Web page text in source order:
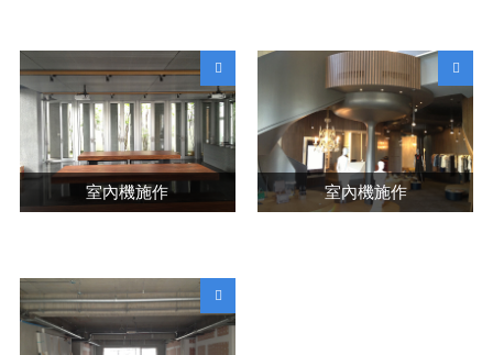
室內機施作 室內機施作